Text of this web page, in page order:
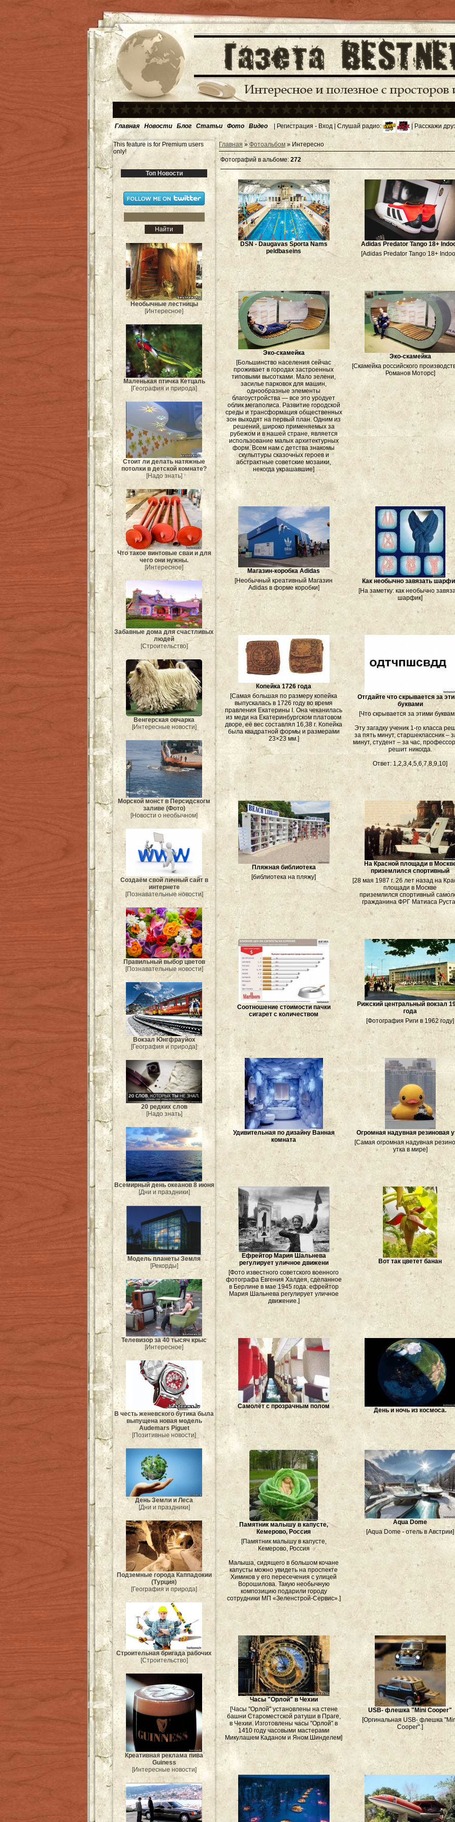
Главная Новости Блог Статьи Фото Видео | Регистрация - Вход | Слушай радио: | Расскажи
This feature is for Premium users
only!
Топ Новости
Необычные лестницы
[Интересное]
Маленькая птичка Кетцаль
[География и природа]
Стоит ли делать натяжные
потолки в детской комнате?
[Надо знать]
Что такое винтовые сваи и для
чего они нужны.
[Интересное]
Забавные дома для счастливых
людей
[Строительство]
Венгерская овчарка
[Интересные новости]
Морской монст в Персидскогм
заливе (Фото)
[Новости о необычном]
Создаём свой личный сайт в
интернете
[Познавательные новости]
Правильный выбор цветов
[Познавательные новости]
Вокзал Юнгфрауйох
[География и природа]
20 редких слов
[Надо знать]
Всемирный день океанов 8 июня
[Дни и праздники]
Модель планеты Земля
[Рекорды]
Телевизор за 40 тысяч крыс
[Интересное]
В честь женевского бутика была
выпущена новая модель
Audemars Piguet
[Позитивные новости]
День Земли и Леса
[Дни и праздники]
Подземные города Каппадокии
(Турция)
[География и природа]
Строительная бригада рабочих
[Строительство]
Креативная реклама пива
Guiness
[Интересные новости]
Главная » Фотоальбом » Интересно
Фотографий в альбоме: 272
DSN - Daugavas Sporta Nams
peldbaseins
Adidas Predator Tango 18+
[Adidas Predator Tango 18+
Эко-скамейка
[Большинство населения сейчас
проживает в городах застроенных
типовыми высотками. Мало зелени,
засилье парковок для машин,
однообразные элементы
благоустройства — все это уродует
облик мегаполиса. Развитие городской
среды и трансформация общественных
зон выходят на первый план. Одним из
решений, широко применяемых за
рубежом и в нашей стране, является
использование малых архитектурных
форм. Всем нам с детства знакомы
скульптуры сказочных героев и
абстрактные советские мозаики,
некогда украшавшие]
Эко-скамейка
[Скамейка российского
Романов Моторс]
Магазин-коробка Adidas
[Необычный креативный Магазин
Adidas в форме коробки]
Как необычно завязать
[На заметку: как необычно
шарфик]
Копейка 1726 года
[Самая большая по размеру копейка
выпускалась в 1726 году во время
правления Екатерины I. Она чеканилась
из меди на Екатеринбургском платовом
дворе, её вес составлял 16,38 г. Копейка
была квадратной формы и размерами
23×23 мм.]
Отгдайте что скрывается за
буквами
[Что скрывается за этими
Эту загадку ученик 1-го класса
за пять минут, старшеклассник –
минут, студент – за час,
решит никогда.
Ответ: 1,2,3,4,5,6,7,8,9,10]
Пляжная библиотека
[библиотека на пляжу]
На Красной площади в
приземлился спортивный
[28 мая 1987 г. 26 лет назад на
площади в Москве
приземлился спортивный
гражданина ФРГ Матиаса
Соотношение стоимости пачки
сигарет с количеством
Рижский центральный вокзал
года
[Фотография Риги в 1962 году]
Удивительная по дизайну Ванная
комната
Огромная надувная резиновая
[Самая огромная надувная
утка в мире]
Ефрейтор Мария Шальнева
регулирует уличное движени
[Фото известного советского военного
фотографа Евгения Халдея, сделанное
в Берлине в мае 1945 года: ефрейтор
Мария Шальнева регулирует уличное
движение.]
Вот так цветет банан
Самолёт с прозрачным полом
День и ночь из космоса.
Памятник малышу в капусте,
Кемерово, Россия
[Памятник малышу в капусте,
Кемерово, Россия
Малыша, сидящего в большом кочане
капусты можно увидеть на проспекте
Химиков у его пересечения с улицей
Ворошилова. Такую необычную
композицию подарили городу
сотрудники МП «Зеленстрой-Сервис».]
Aqua Dome
[Aqua Dome - отель в Австрии]
Часы "Орлой" в Чехии
[Часы "Орлой" установлены на стене
башни Староместской ратуши в Праге,
в Чехии. Изготовлены часы "Орлой" в
1410 году часовыми мастерами
Микулашем Каданом и Яном Шинделем]
USB- флешка "Mini Cooper"
[Оргинальная USB- флешка
Cooper".]